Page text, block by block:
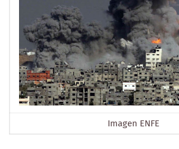
Imagen ENFE